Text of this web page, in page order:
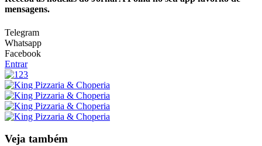
mensagens.
Telegram
Whatsapp
Facebook
Entrar
Veja também